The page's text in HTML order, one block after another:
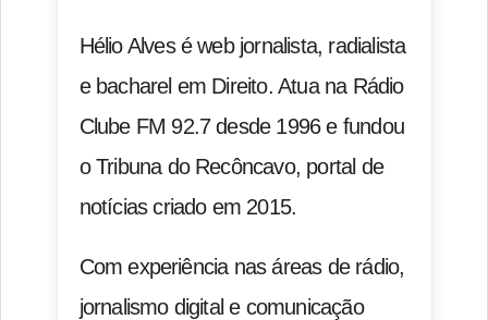
Hélio Alves é web jornalista, radialista
e bacharel em Direito. Atua na Rádio
Clube FM 92.7 desde 1996 e fundou
o Tribuna do Recôncavo, portal de
notícias criado em 2015.
Com experiência nas áreas de rádio,
jornalismo digital e comunicação